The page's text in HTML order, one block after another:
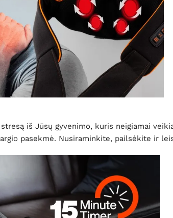
iš Jūsų gyvenimo, kuris neigiamai
pasekmė. Nusiraminkite, pailsėkite ir